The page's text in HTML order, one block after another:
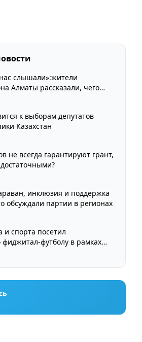
слышали»:жители
Алматы рассказали, чего
Курултая
к выборам депутатов
Казахстан
не всегда гарантируют грант,
инклюзия и поддержка
обсуждали партии в регионах
спорта посетил
футболу в рамках